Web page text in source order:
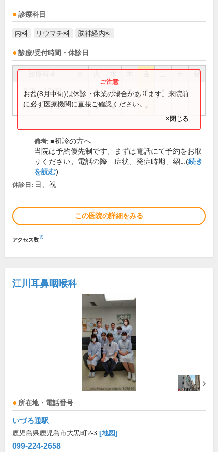
診療科目
内科 リウマチ科 脳神経内科
診療/受付時間・休診日
祝
8:30～12:30 ● ● ● ● ●
14:30～17:30 ● ● ●
お盆(8月中旬)は休診・休業の場合があります。来院前
に必ず医療機関に直接ご確認ください。
×閉じる
備考: ■初診の方へ
当院は予約優先制です。まずは電話にて予約をお取
りください。電話の際、症状、発症時期、紹...(続き
を読む)
休診日: 日、祝
この医院の詳細をみる
アクセス数※
江川耳鼻咽喉科
所在地・電話番号
いづろ通駅
鹿児島県鹿児島市大黒町2-3 [地図]
099-224-2658